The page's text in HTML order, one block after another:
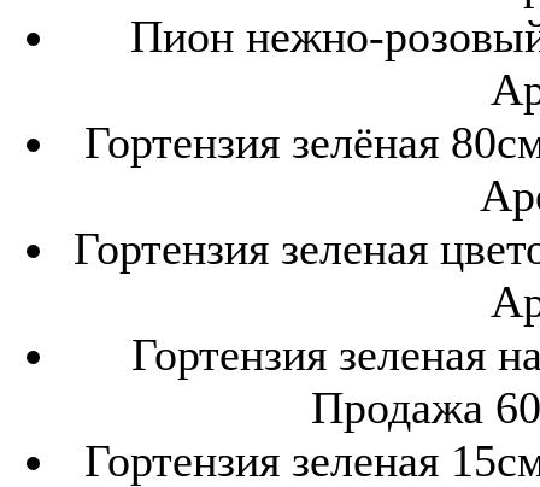
Пион нежно-
Гортензия зелёная
Гортензия зеленая
Гортензия зеленая
Продажа
Гортензия зеленая